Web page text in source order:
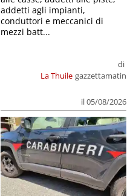
La Thuile
di
gazzettamatin
il 05/08/2026
addetti agli impianti,
conduttori e meccanici di
mezzi batt...